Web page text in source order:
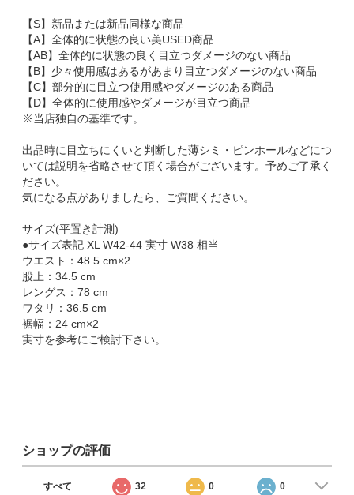
【S】新品または新品同様な商品
【A】全体的に状態の良い美USED商品
【AB】全体的に状態の良く目立つダメージのない商品
【B】少々使用感はあるがあまり目立つダメージのない商品
【C】部分的に目立つ使用感やダメージのある商品
【D】全体的に使用感やダメージが目立つ商品
※当店独自の基準です。
出品時に目立ちにくいと判断した薄シミ・ピンホールなどにつ
いては説明を省略させて頂く場合がございます。予めご了承く
ださい。
気になる点がありましたら、ご質問ください。
サイズ(平置き計測)
●サイズ表記 XL W42-44 実寸 W38 相当
ウエスト：48.5 cm×2
股上：34.5 cm
レングス：78 cm
ワタリ：36.5 cm
裾幅：24 cm×2
実寸を参考にご検討下さい。
ショップの評価
すべて 32 0 0